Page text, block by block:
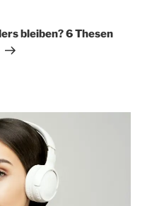
bleiben? 6 Thesen